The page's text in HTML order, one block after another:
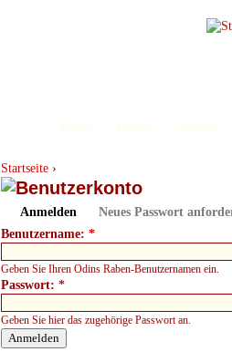
Startseite ›
Anmelden
Neues Passwort
Benutzername: *
Geben Sie Ihren Odins Raben-Benutzernamen ein.
Passwort: *
Geben Sie hier das zugehörige Passwort an.